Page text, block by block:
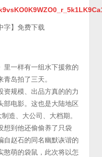
字】免费下载
里一样有一组水下援救的
岛拍了三天。
资规模、出品方真的的力
部电影。这也是大陆地区
造、大公司、大档期。
想到他还偷偷养了只袋
自赵石的同名幽默诙谐的
憨萌的袋鼠，此次将以怎